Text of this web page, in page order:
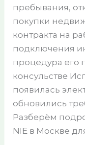
пребывания,
покупки
контракта на
подключения
процедура его
консульстве
появилась
обновились
Разберём
NIE в Москве